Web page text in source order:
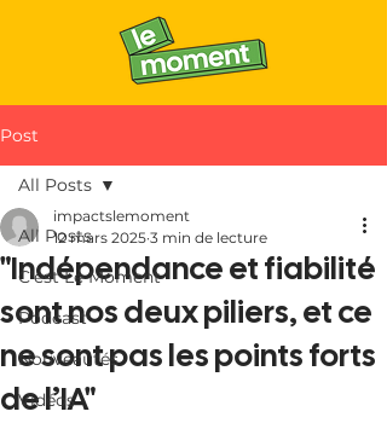
Post
All Posts
C'est Le Moment
Podcast
Nouveautés
Vidéos
All Posts
"Indépendance et fiabilité
sont nos deux piliers, et ce
ne sont pas les points forts
de l’IA"
impactslemoment
12 mars 2025 3 min de lecture